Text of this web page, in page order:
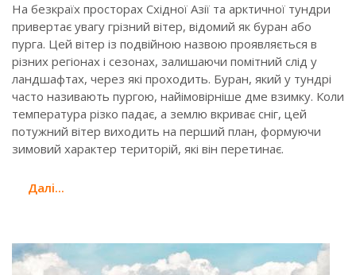
На безкраїх просторах Східної Азії та арктичної тундри
привертає увагу грізний вітер, відомий як буран або
пурга. Цей вітер із подвійною назвою проявляється в
різних регіонах і сезонах, залишаючи помітний слід у
ландшафтах, через які проходить. Буран, який у тундрі
часто називають пургою, найімовірніше дме взимку. Коли
температура різко падає, а землю вкриває сніг, цей
потужний вітер виходить на перший план, формуючи
зимовий характер територій, які він перетинає.
Далi...